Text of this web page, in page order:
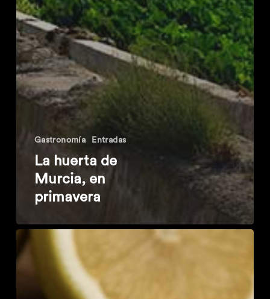
Gastronomía Entradas
La huerta de
Murcia, en
primavera